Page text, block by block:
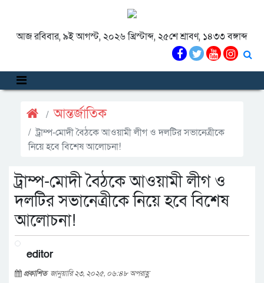
আজ রবিবার, ৯ই আগস্ট, ২০২৬ খ্রিস্টাব্দ, ২৫শে শ্রাবণ, ১৪৩৩ বঙ্গাব্দ
আন্তর্জাতিক
ট্রাম্প-মোদী বৈঠকে আওয়ামী লীগ ও দলটির সভানেত্রীকে
নিয়ে হবে বিশেষ আলোচনা!
ট্রাম্প-মোদী বৈঠকে আওয়ামী লীগ ও
দলটির সভানেত্রীকে নিয়ে হবে বিশেষ
আলোচনা!
editor
প্রকাশিত জানুয়ারি ২৩, ২০২৫, ০৬:৪৮ অপরাহ্ণ